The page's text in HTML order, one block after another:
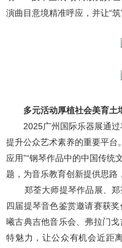
演曲目意境精准呼应，并让“筑
多元活动厚植社会美育土
2025广州国际乐器展通
提升公众艺术素养的重要平台
应用”“钢琴作品中的中国传统
题，为音乐教育创新提供思路
郑荃大师提琴作品展、郑
四届提琴音色鉴赏邀请赛获
曦古典吉他音乐会、弗拉门
特魅力，让公众有机会近距